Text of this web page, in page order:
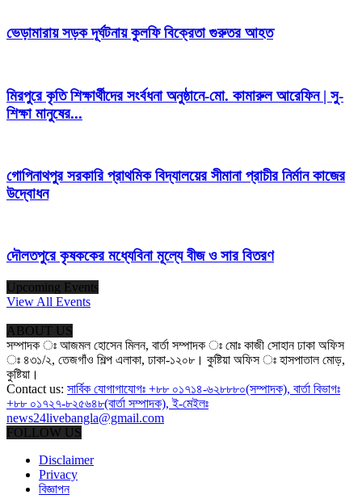
ভেড়ামারায় সড়ক দূর্ঘটনায় কুলফি বিক্রেতা গুরুতর আহত
মিরপুরে কৃতি শিক্ষার্থীদের সংর্বধনা অনুষ্ঠানে-মো. কামারুল আরেফিন | সু-
শিক্ষা মানুষের...
গোপিনাথপুর সরকারি প্রাথমিক বিদ্যালয়ের সীমানা প্রাচীর নির্মান কাজের
উদ্বোধন
দৌলতপুরে কৃষককের মধ্যেবিনা মূল্যে বীজ ও সার বিতরণ
Upcoming Events
View All Events
ABOUT US
সম্পাদক ঃ আজমল হোসেন মিলন, বার্তা সম্পাদক ঃ মোঃ কাজী সোহান ঢাকা অফিস
ঃ ৪৩১/২, তেজগাঁও শিল্প এলাকা, ঢাকা-১২০৮। কুষ্টিয়া অফিস ঃ হাসপাতাল মোড়,
কুষ্টিয়া।
Contact us: সার্বিক যোগাগাযোগঃ +৮৮ ০১৭১৪-৬২৮৮৮০(সম্পাদক), বার্তা বিভাগঃ
+৮৮ ০১৭২৭-৮২৫৬৪৮(বার্তা সম্পাদক), ই-মেইলঃ
news24livebangla@gmail.com
FOLLOW US
Disclaimer
Privacy
বিজ্ঞাপন